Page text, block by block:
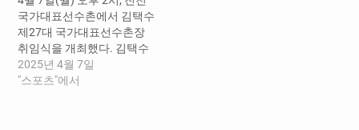
천 국가대표선수촌에서 ‘동
계종목 국가대표 가족초청
행사’가 개최되었다. 이번 행
사는 올림픽을 100일 앞두
고 마지막 담금질에 돌입한
국가대표 선수들에게 가장
국가대표선수촌에서 김택수
제27대 국가대표선수촌장
취임식을 개최했다. 김택수
신임 선수촌장은 국가대표
선수와 지도자로서의 풍부
2025년 4월 7일
"스포츠"에서